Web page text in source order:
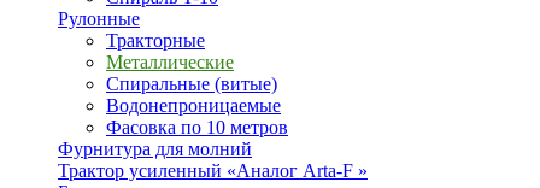
Рулонные
Тракторные
Металлические
Спиральные (витые)
Водонепроницаемые
Фасовка по 10 метров
Фурнитура для молний
Трактор усиленный «Аналог Arta-F »